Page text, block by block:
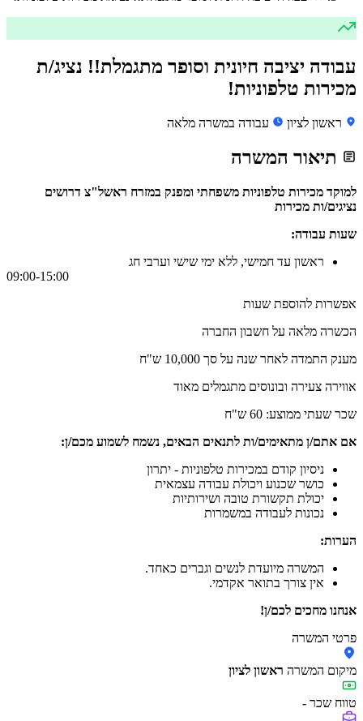
עבודה יציבה חיונית וסופר מתגמלת!! נציג/ת
מכירות טלפוניות!
ראשון לציון עבודה במשרה מלאה
תיאור המשרה
למוקד מכירות טלפוניות משפחתי ומפנק במזרח ראשל"צ דרושים
נציגים/ות מכירות
שעות עבודה:
ראשון עד חמישי, ללא ימי שישי וערבי חג
09:00-15:00
אפשרות להוספת שעות
הכשרה מלאה על חשבון החברה
מענק התמדה לאחר שנה על סך 10,000 ש"ח
אווירה צעירה ובונוסים מתגמלים מאוד
שכר שעתי ממוצע: 60 ש"ח
אם אתם/ן מתאימים/ות לתנאים הבאים, נשמח לשמוע מכם/ן:
ניסיון קודם במכירות טלפוניות - יתרון
כושר שכנוע ויכולת עבודה עצמאית
יכולת תקשורת טובה ושירותיות
נכונות לעבודה במשמרות
הערות:
המשרה מיועדת לנשים וגברים כאחד.
אין צורך בתואר אקדמי.
אנחנו מחכים לכם/ן!
פרטי המשרה
מיקום המשרה ראשון לציון
טווח שכר -